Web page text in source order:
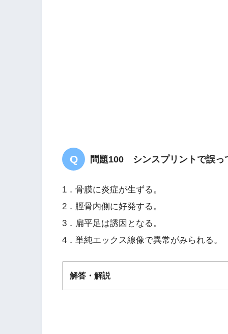
問題100 シンスプリントで誤っ
1．骨膜に炎症が生ずる。
2．脛骨内側に好発する。
3．扁平足は誘因となる。
4．単純エックス線像で異常がみられる。
解答・解説